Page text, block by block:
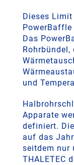
Dieses Limit
PowerBaffle
Das
und
Apparate
definiert.
auf das
seitdem nur
THALETEC